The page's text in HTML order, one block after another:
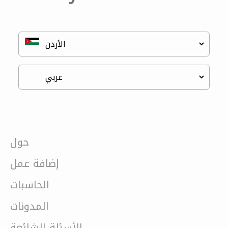
حول
إضافة عمل
الحاسبات
المدونات